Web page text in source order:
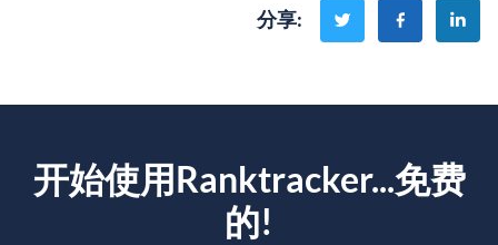
分享:
开始使用Ranktracker...免费
的!